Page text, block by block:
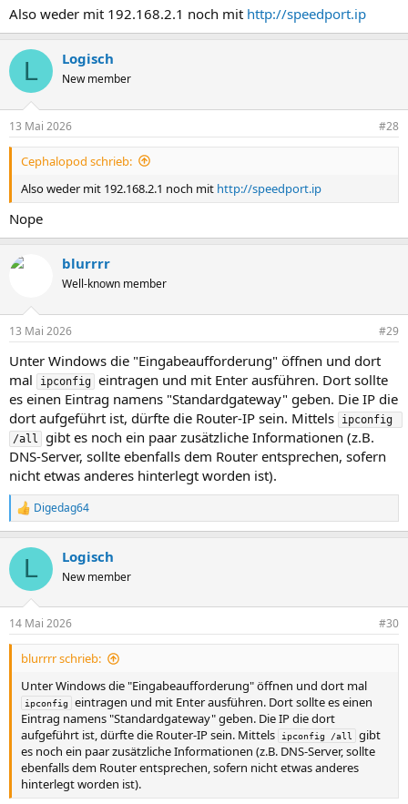
Also weder mit 192.168.2.1 noch mit http://speedport.ip
L Logisch
New member
13 Mai 2026 #28
Cephalopod schrieb:
Also weder mit 192.168.2.1 noch mit http://speedport.ip
Nope
blurrrr
Well-known member
13 Mai 2026 #29
Unter Windows die "Eingabeaufforderung" öffnen und dort
mal
ipconfig eintragen und mit Enter ausführen. Dort sollte
es einen Eintrag namens "Standardgateway" geben. Die IP die
dort aufgeführt ist, dürfte die Router-IP sein. Mittels
ipconfig
/all
gibt es noch ein paar zusätzliche Informationen (z.B.
DNS-Server, sollte ebenfalls dem Router entsprechen, sofern
nicht etwas anderes hinterlegt worden ist).
R
e
k
i
e
n
Digedag64
L Logisch
New member
14 Mai 2026 #30
blurrrr schrieb:
Unter Windows die "Eingabeaufforderung" öffnen und dort mal
ipconfig
eintragen und mit Enter ausführen. Dort sollte es einen
Eintrag namens "Standardgateway" geben. Die IP die dort
aufgeführt ist, dürfte die Router-IP sein. Mittels
ipconfig /all
gibt
es noch ein paar zusätzliche Informationen (z.B. DNS-Server, sollte
ebenfalls dem Router entsprechen, sofern nicht etwas anderes
hinterlegt worden ist).